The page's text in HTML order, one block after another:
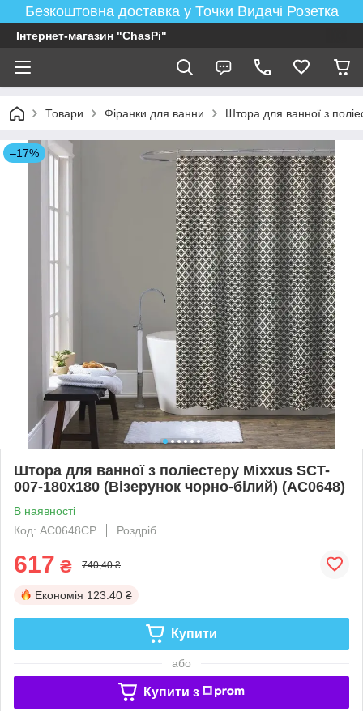
Безкоштовна доставка у Точки Видачі Розетка
Інтернет-магазин "ChasPi"
Товари Фіранки для ванни Штора для ванної з
–17%
Штора для ванної з поліестеру Mixxus SCT-
007-180x180 (Візерунок чорно-білий) (AC0648)
В наявності
Код: AC0648CP
Роздріб
617 ₴ 740,40 ₴
Економія 123.40 ₴
Купити
або
Купити з